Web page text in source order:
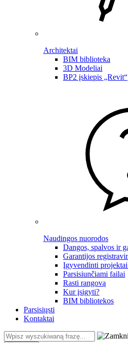
Architektai
BIM biblioteka
3D Modeliai
BP2 įskiepis „Revit“
Naudingos nuorodos
Dangos, spalvos ir
Garantijos
Įgyvendinti
Parsisiunčiami failai
Rasti rangovą
Kur įsigyti?
BIM bibliotekos
Parsisiųsti
Kontaktai